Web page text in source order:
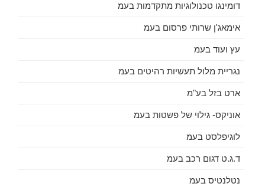
דומינגו טכנולוגיות מתקדמות בעמ
אימאג'ן שרותי פרסום בעמ
עץ ועוד בעמ
נגריית מלול תעשיות רהיטים בעמ
ארט בזל בע"מ
אוניקס- גילוי של פשטות בעמ
לוגיפלסט בעמ
ד.ג.ט דגום רכב בעמ
נטלנטיס בעמ